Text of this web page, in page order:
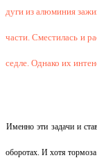
дуги из алюминия
части. Сместилась и
седле. Однако их
Именно эти задачи и
оборотах. И хотя тормоза